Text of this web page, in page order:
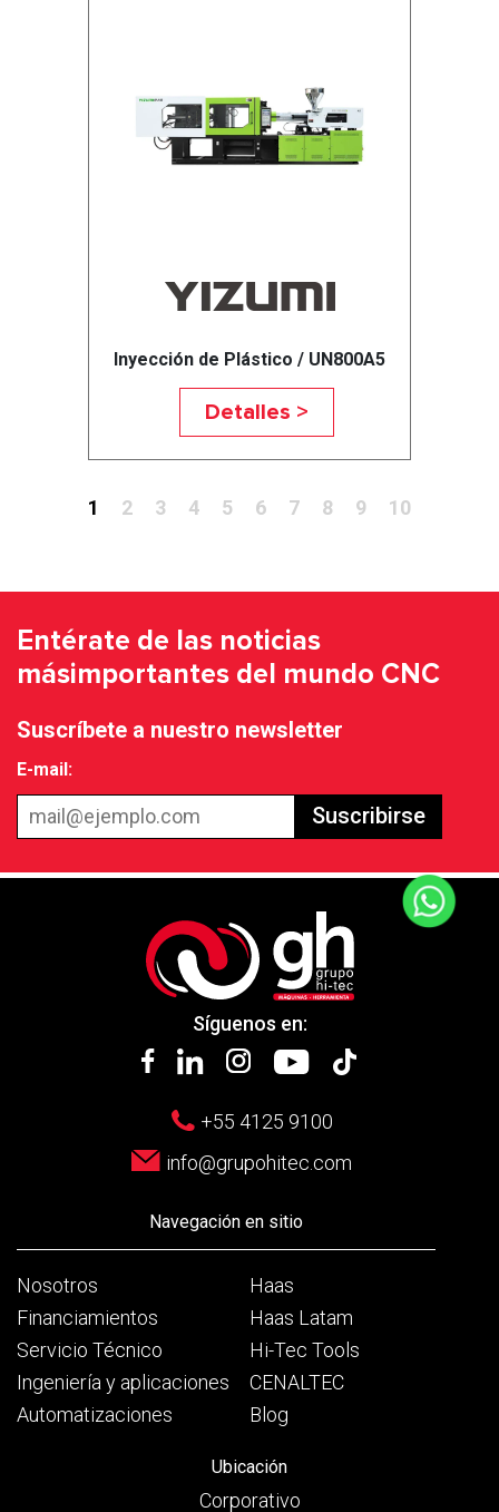
Inyección de Plástico / UN800A5
Detalles >
1 2 3 4 5 6 7 8 9 10
Entérate de las noticias
másimportantes del mundo CNC
Suscríbete a nuestro newsletter
E-mail:
Suscribirse
Síguenos en:
+55 4125 9100
info@grupohitec.com
Navegación en sitio
Nosotros
Financiamientos
Servicio Técnico
Ingeniería y aplicaciones
Automatizaciones
Haas
Haas Latam
Hi-Tec Tools
CENALTEC
Blog
Ubicación
Corporativo